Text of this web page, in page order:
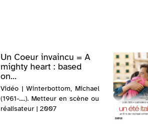
Un Coeur invaincu = A
mighty heart : based
on...
Vidéo | Winterbottom, Michael
(1961-....). Metteur en scène ou
réalisateur | 2007